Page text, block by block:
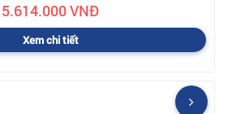
5.614.000 VNĐ
Xem chi tiết